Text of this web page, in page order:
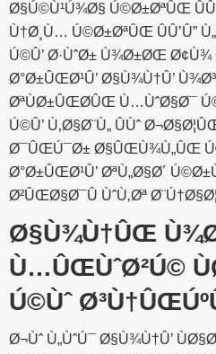
Ø§Ú©Ù¹Ú¾Ø§ Ú©Ø±ØªÛŒ
Ù†Ø¸Ù… Ú©Ø±ØªÛŒ ÛÛ’Û”
Ú©Û’ Ø·ÙˆØ± Ù¾Ø±ØŒ Ø¢Ù¾
Ø°Ø±ÛŒØ¹Û’ Ø§Ù¾Ù†Û’
ØªÙØ±ÛŒØ­ÛŒ Ù…ÙˆØ§Ø¯
Ú©Û’ Ù‚Ø§Ø¨Ù„ ÛÙˆ
Ø¯ÛŒÚ¯Ø± Ø§ÛŒÙ¾Ù„ÛŒ
Ø°Ø±ÛŒØ¹Û’ ØªÙ„Ø§Ø´
Ø²ÛŒØ§Ø¯Û ÙˆÙ‚Øª
Ø§Ù¾Ù†ÛŒ
Ù…ÛŒÙˆØ²Ú©
Ú©Ùˆ
Ø¬Ùˆ Ù„ÙˆÚ¯ Ø§Ù¾Ù†Û’